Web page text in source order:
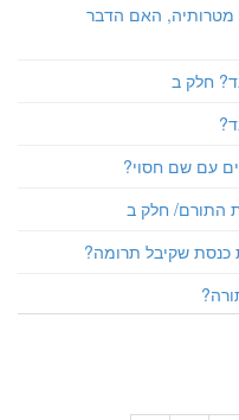
האם הדבר
חלק ב
עם שם חסוי?
התורם/ חלק ב
כנסת שקיבל תרומה?